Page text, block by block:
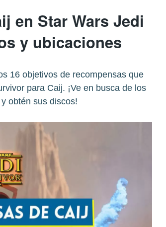
en Star Wars Jedi
y ubicaciones
16 objetivos de recompensas que
para Caij. ¡Ve en busca de los
obtén sus discos!